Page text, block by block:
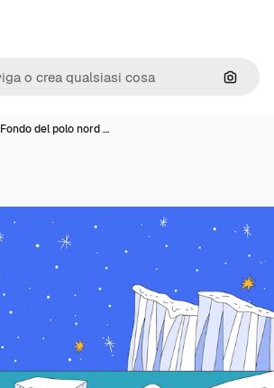
Cerca
Fondo del polo nord …